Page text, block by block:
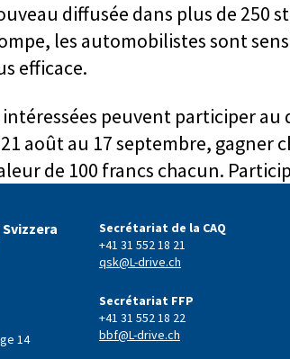
diffusée dans plus de 250
les automobilistes sont
efficace.
peuvent participer au
août au 17 septembre, gagner
de 100 francs chacun.
Svizzera
14
Secrétariat de la CAQ
+41 31 552 18 21
qsk@L-drive.ch
Secrétariat FFP
+41 31 552 18 22
bbf@L-drive.ch